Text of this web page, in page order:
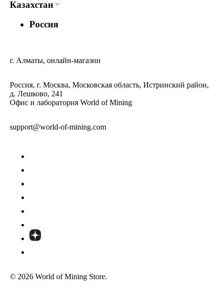
Казахстан
Россия
г. Алматы, онлайн-магазин
Россия, г. Москва, Московская область, Истринский район,
д. Лешково, 241
Офис и лаборатория World of Mining
support@world-of-mining.com
© 2026 World of Mining Store.